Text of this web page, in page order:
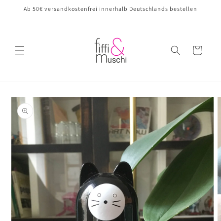
zumAb 50€ versandkostenfrei innerhalb Deutschlands bestellen
Warenkorb